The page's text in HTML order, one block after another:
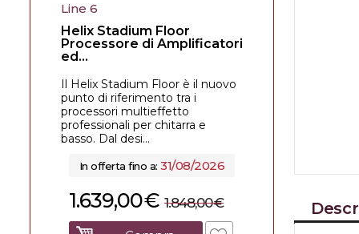
Line 6
Helix Stadium Floor
Processore di Amplificatori
ed...
Il Helix Stadium Floor è il nuovo
punto di riferimento tra i
processori multieffetto
professionali per chitarra e
basso. Dal desi...
In offerta fino a:31/08/2026
€
1.639,00 €
1.848,00